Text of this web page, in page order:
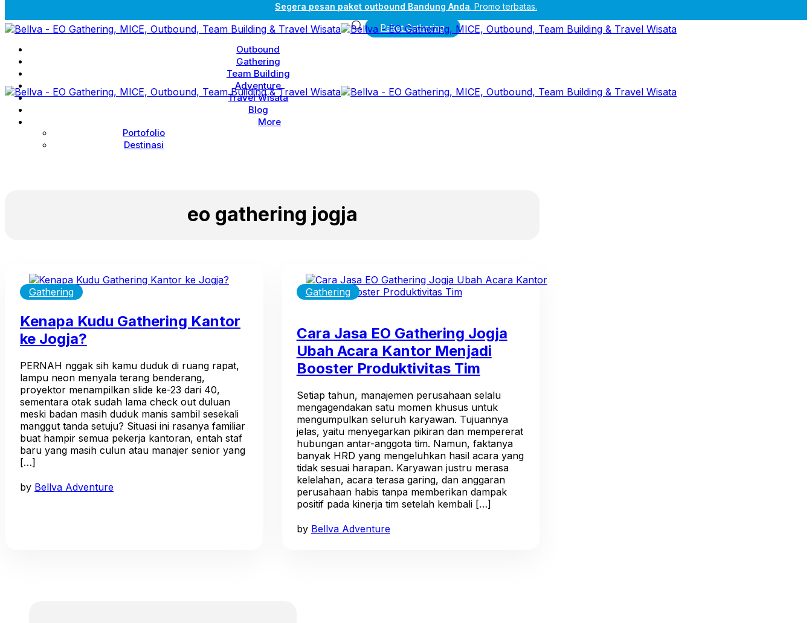
Segera pesan paket outbound Bandung Anda. Promo terbatas.
Paket Gathering
Outbound
Gathering
Team Building
Adventure
Travel Wisata
Blog
More
Portofolio
Destinasi
eo gathering jogja
Gathering
Kenapa Kudu Gathering Kantor
ke Jogja?
PERNAH nggak sih kamu duduk di ruang rapat,
lampu neon menyala terang benderang,
proyektor menampilkan slide ke-23 dari 40,
sementara otak sudah lama check out duluan
meski badan masih duduk manis sambil sesekali
manggut tanda setuju? Situasi ini rasanya familiar
buat hampir semua pekerja kantoran, entah staf
baru yang masih culun atau manajer senior yang
[…]
by Bellva Adventure
Gathering
Cara Jasa EO Gathering Jogja
Ubah Acara Kantor Menjadi
Booster Produktivitas Tim
Setiap tahun, manajemen perusahaan selalu
mengagendakan satu momen khusus untuk
mengumpulkan seluruh karyawan. Tujuannya
jelas, yaitu menyegarkan pikiran dan mempererat
hubungan antar-anggota tim. Namun, faktanya
banyak HRD yang mengeluhkan hasil acara yang
tidak sesuai harapan. Karyawan justru merasa
kelelahan, acara terasa garing, dan anggaran
perusahaan habis tanpa memberikan dampak
positif pada kinerja tim setelah kembali […]
by Bellva Adventure